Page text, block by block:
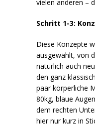
vielen anderen –
Schritt 1-3:
Diese Konzepte
ausgewählt, von
natürlich auch
den ganz
paar körperliche
80kg, blaue
dem rechten
hier nur kurz in